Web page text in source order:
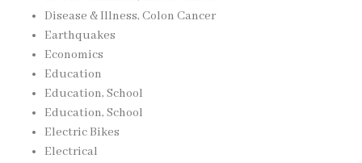
Disease & Illness, Colon Cancer
Earthquakes
Economics
Education
Education, School
Education, School
Electric Bikes
Electrical